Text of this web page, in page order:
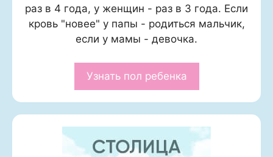
раз в 4 года, у женщин - раз в 3 года. Если
кровь "новее" у папы - родиться мальчик,
если у мамы - девочка.
Узнать пол ребенка